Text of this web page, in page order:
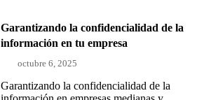
Garantizando la confidencialidad de la
información en tu empresa
octubre 6, 2025
Garantizando la confidencialidad de la